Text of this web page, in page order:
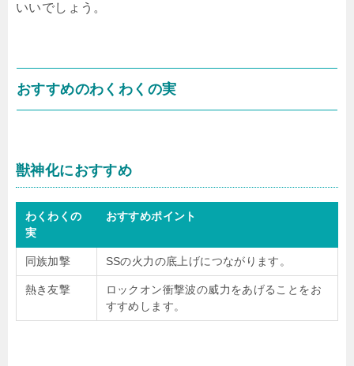
いいでしょう。
おすすめのわくわくの実
獣神化におすすめ
わくわくの
実
おすすめポイント
同族加撃 SSの火力の底上げにつながります。
熱き友撃
ロックオン衝撃波の威力をあげることをお
すすめします。